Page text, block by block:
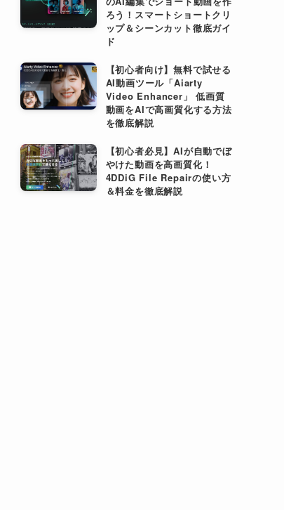
ろう！スマートショートクリ
ップ＆シーンカット徹底ガイ
ド
【初心者向け】無料で試せる
AI動画ツール「Aiarty
Video Enhancer」 低画質
動画をAIで高画質化する方法
を徹底解説
【初心者必見】AIが自動でぼ
やけた動画を高画質化！
4DDiG File Repairの使い方
＆料金を徹底解説